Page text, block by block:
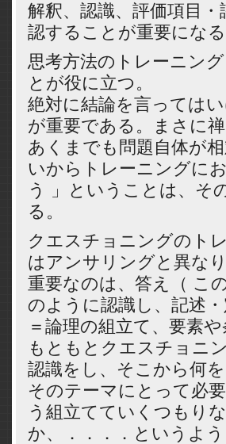
解釈、認識、評価項目
認することが重要になる
思考方法のトレーニン
とが役に立つ。
絶対に結論を言っては
が重要である。まさに
あくまでも問題自体が
いからトレーニングに
う 」ということは、そ
る。
クエスチョニングのト
はアンサリングと異な
重要なのは、答え（ こ
のように認識し、記述
＝論理の組立て、要素
もともとクエスチョニ
認識をし、そこから何
そのテーマにとって必
う組立てていくつもり
か、．．．．というよ